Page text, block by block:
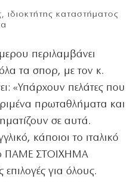
καταστήματος
περιλαμβάνει
τα σπορ, με τον κ.
«Υπάρχουν πελάτες που
πρωταθλήματα και
σε αυτά.
κάποιοι το ιταλικό
ΠΑΜΕ ΣΤΟΙΧΗΜΑ
επιλογές για όλους.